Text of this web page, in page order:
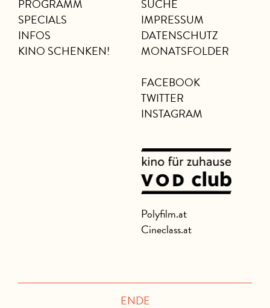
PROGRAMM
SPECIALS
INFOS
KINO SCHENKEN!
SUCHE
IMPRESSUM
DATENSCHUTZ
MONATSFOLDER
FACEBOOK
TWITTER
INSTAGRAM
Polyfilm.at
Cineclass.at
ENDE